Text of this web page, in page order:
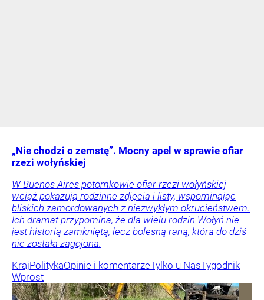
„Nie chodzi o zemstę”. Mocny apel w sprawie ofiar
rzezi wołyńskiej
W Buenos Aires potomkowie ofiar rzezi wołyńskiej
wciąż pokazują rodzinne zdjęcia i listy, wspominając
bliskich zamordowanych z niezwykłym okrucieństwem.
Ich dramat przypomina, że dla wielu rodzin Wołyń nie
jest historią zamkniętą, lecz bolesną raną, która do dziś
nie została zagojona.
KrajPolitykaOpinie i komentarzeTylko u NasTygodnik
Wprost